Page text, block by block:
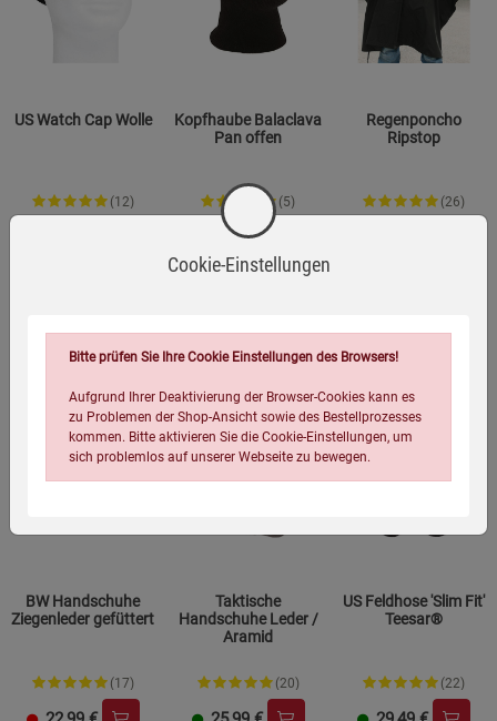
US Watch Cap Wolle
(12)
Kopfhaube Balaclava
Pan offen
(5)
4,95 €
Regenponcho
Ripstop
(26)
BW Handschuhe
Ziegenleder gefüttert
(17)
Taktische
Handschuhe Leder /
Aramid
(20)
US Feldhose 'Slim Fit'
Teesar®
(22)
Cookie-Einstellungen
Bitte prüfen Sie Ihre Cookie Einstellungen des Browsers!
Aufgrund Ihrer Deaktivierung der Browser-Cookies kann es
zu Problemen der Shop-Ansicht sowie des Bestellprozesses
kommen. Bitte aktivieren Sie die Cookie-Einstellungen, um
sich problemlos auf unserer Webseite zu bewegen.
Zurück Einstellungen speichern für die Gruppe
Einwilligung nicht erteilen